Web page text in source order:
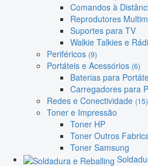
Comandos à
Reprodutores
Suportes para TV
Walkie Talkies e
Periféricos (9)
Portáteis e Acessórios (6)
Baterias para
Carregadores para
Redes e Conectividade (15)
Toner e Impressão
Toner HP
Toner Outros
Toner Samsung